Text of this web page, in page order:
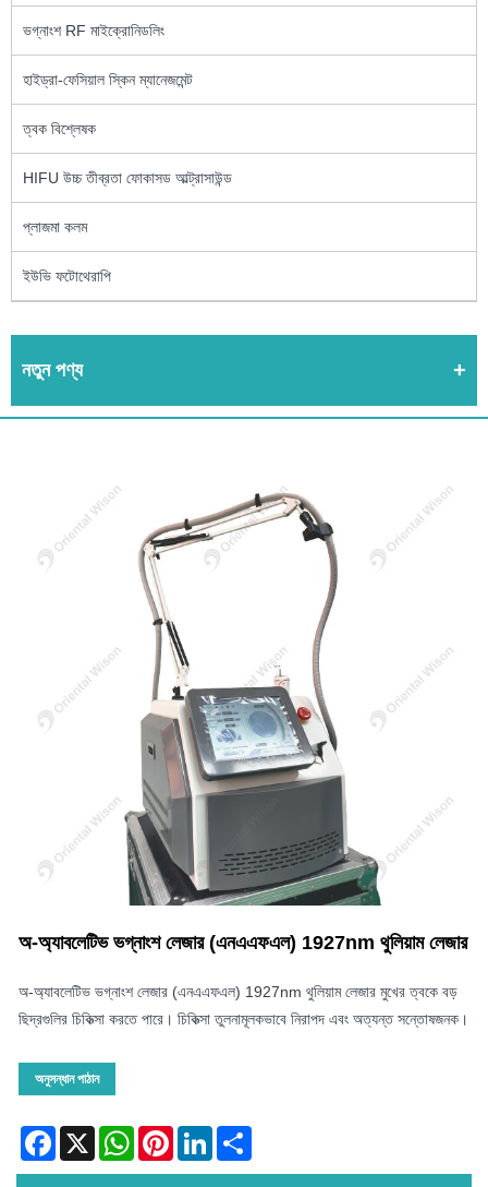
ভগ্নাংশ RF মাইক্রোনিডলিং
হাইড্রা-ফেসিয়াল স্কিন ম্যানেজমেন্ট
ত্বক বিশ্লেষক
HIFU উচ্চ তীব্রতা ফোকাসড আল্ট্রাসাউন্ড
প্লাজমা কলম
ইউভি ফটোথেরাপি
নতুন পণ্য
অ-অ্যাবলেটিভ ভগ্নাংশ লেজার (এনএএফএল) 1927nm থুলিয়াম লেজার
অ-অ্যাবলেটিভ ভগ্নাংশ লেজার (এনএএফএল) 1927nm থুলিয়াম লেজার মুখের ত্বকে বড়
ছিদ্রগুলির চিকিত্সা করতে পারে। চিকিত্সা তুলনামূলকভাবে নিরাপদ এবং অত্যন্ত সন্তোষজনক।
অনুসন্ধান পাঠান
Facebook
X WhatsAppPinterestLinkedIn